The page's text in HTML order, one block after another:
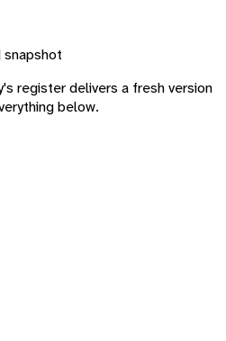
snapshot
's register delivers a fresh version
below.